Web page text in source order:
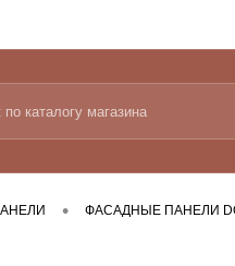
• ФАСАДНЫЕ ПАНЕЛИ